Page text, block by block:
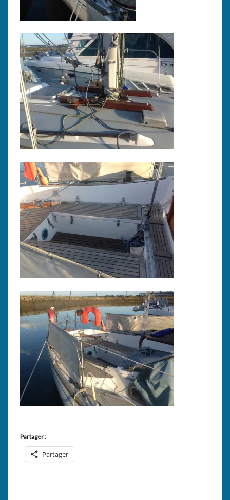
Partager :
Partager